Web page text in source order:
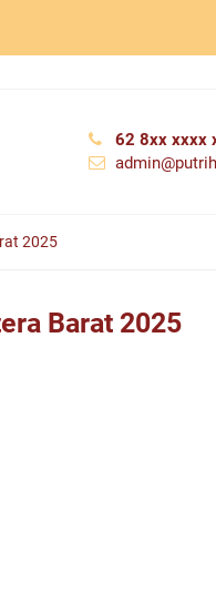
62 8xx xxxx
2025
Barat 2025